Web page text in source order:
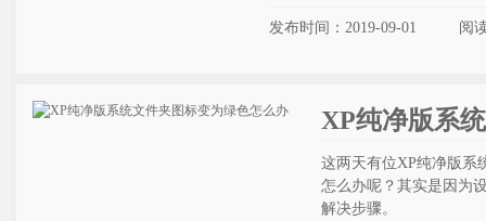
发布时间：2019-09-01 阅
XP纯净版系
这两天有位XP纯净版系
怎么办呢？其实是因为
解决步骤。